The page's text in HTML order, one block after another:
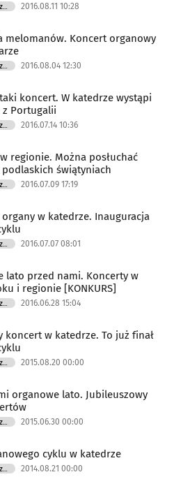
KULTURA I ROZRYWKA 2016.08.11 10:28
melomanów. Koncert organowy
KULTURA I ROZRYWKA 2016.08.04 12:30
koncert. W katedrze wystąpi
Portugalii
KULTURA I ROZRYWKA 2016.07.14 10:36
regionie. Można posłuchać
świątyniach
KULTURA I ROZRYWKA 2016.07.09 17:19
w katedrze. Inauguracja
KULTURA I ROZRYWKA 2016.07.07 08:01
lato przed nami. Koncerty w
i regionie [KONKURS]
KULTURA I ROZRYWKA 2016.06.28 15:04
koncert w katedrze. To już finał
KULTURA I ROZRYWKA 2015.08.20 00:00
organowe lato. Jubileuszowy
KULTURA I ROZRYWKA 2015.06.30 00:00
cyklu w katedrze
KULTURA I ROZRYWKA 2014.08.21 00:00